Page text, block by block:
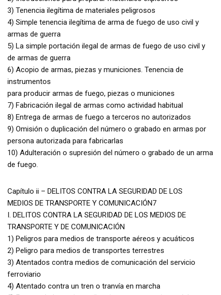
3) Tenencia ilegítima de materiales peligrosos
4) Simple tenencia ilegítima de arma de fuego de uso civil y
armas de guerra
5) La simple portación ilegal de armas de fuego de uso civil y
de armas de guerra
6) Acopio de armas, piezas y municiones. Tenencia de
instrumentos
para producir armas de fuego, piezas o municiones
7) Fabricación ilegal de armas como actividad habitual
8) Entrega de armas de fuego a terceros no autorizados
9) Omisión o duplicación del número o grabado en armas por
persona autorizada para fabricarlas
10) Adulteración o supresión del número o grabado de un arma
de fuego.
Capítulo ii – DELITOS CONTRA LA SEGURIDAD DE LOS
MEDIOS DE TRANSPORTE Y COMUNICACIÓN7
I. DELITOS CONTRA LA SEGURIDAD DE LOS MEDIOS DE
TRANSPORTE Y DE COMUNICACIÓN
1) Peligros para medios de transporte aéreos y acuáticos
2) Peligro para medios de transportes terrestres
3) Atentados contra medios de comunicación del servicio
ferroviario
4) Atentado contra un tren o tranvía en marcha